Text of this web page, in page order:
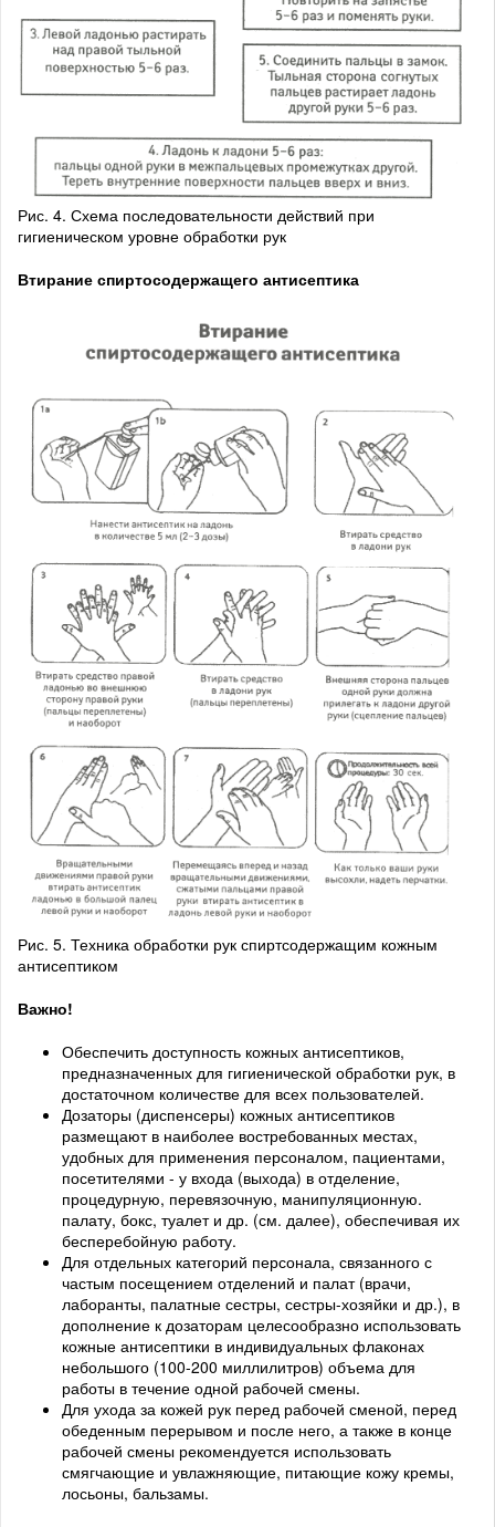
Рис. 4. Схема последовательности действий при
гигиеническом уровне обработки рук
Втирание спиртосодержащего антисептика
Рис. 5. Техника обработки рук спиртсодержащим кожным
антисептиком
Важно!
Обеспечить доступность кожных антисептиков,
предназначенных для гигиенической обработки рук, в
достаточном количестве для всех пользователей.
Дозаторы (диспенсеры) кожных антисептиков
размещают в наиболее востребованных местах,
удобных для применения персоналом, пациентами,
посетителями - у входа (выхода) в отделение,
процедурную, перевязочную, манипуляционную.
палату, бокс, туалет и др. (см. далее), обеспечивая их
бесперебойную работу.
Для отдельных категорий персонала, связанного с
частым посещением отделений и палат (врачи,
лаборанты, палатные сестры, сестры-хозяйки и др.), в
дополнение к дозаторам целесообразно использовать
кожные антисептики в индивидуальных флаконах
небольшого (100-200 миллилитров) объема для
работы в течение одной рабочей смены.
Для ухода за кожей рук перед рабочей сменой, перед
обеденным перерывом и после него, а также в конце
рабочей смены рекомендуется использовать
смягчающие и увлажняющие, питающие кожу кремы,
лосьоны, бальзамы.